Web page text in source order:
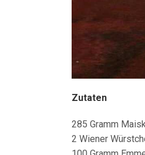
Zutaten
285 Gramm
2 Wiener